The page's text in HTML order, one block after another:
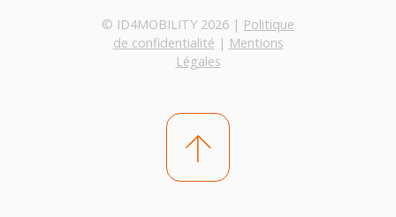
© ID4MOBILITY 2026 | Politique
de confidentialité | Mentions
Légales